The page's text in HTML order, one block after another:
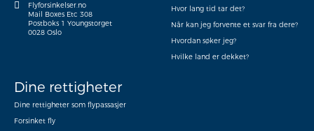
Flyforsinkelser.no
Mail Boxes Etc 308
Postboks 1 Youngstorget
0028 Oslo
Hvor lang tid tar det?
Når kan jeg forvente et svar fra dere?
Hvordan søker jeg?
Hvilke land er dekket?
Dine rettigheter
Dine rettigheter som flypassasjer
Forsinket fly